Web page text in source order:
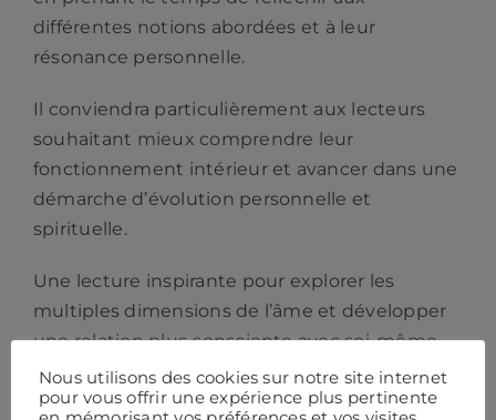
différentes notions abordées et à leur
résonance personnelle.
Il conviendra particulièrement aux lecteurs
souhaitant mieux comprendre leur
fonctionnement intérieur et avancer dans une
démarche d’évolution personnelle et
spirituelle.
Une lecture inspirante pour explorer les
multiples dimensions de l’âme et développer
une relation plus consciente avec soi-même.
Nous utilisons des cookies sur notre site internet
pour vous offrir une expérience plus pertinente